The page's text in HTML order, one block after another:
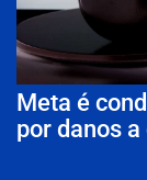
Meta é
por danos